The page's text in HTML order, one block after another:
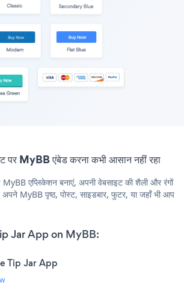
MyBB एंबेड करना कभी आसान नहीं रहा
एप्लिकेशन बनाएं, अपनी वेबसाइट की शैली और रंगों
MyBB पृष्ठ, पोस्ट, साइडबार, फुटर, या जहाँ भी आप
Jar App on MyBB:
Tip Jar App